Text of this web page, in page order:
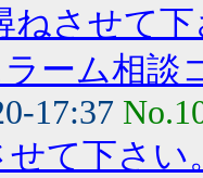
ねさせて
ラーム相
17:37
せて下さい